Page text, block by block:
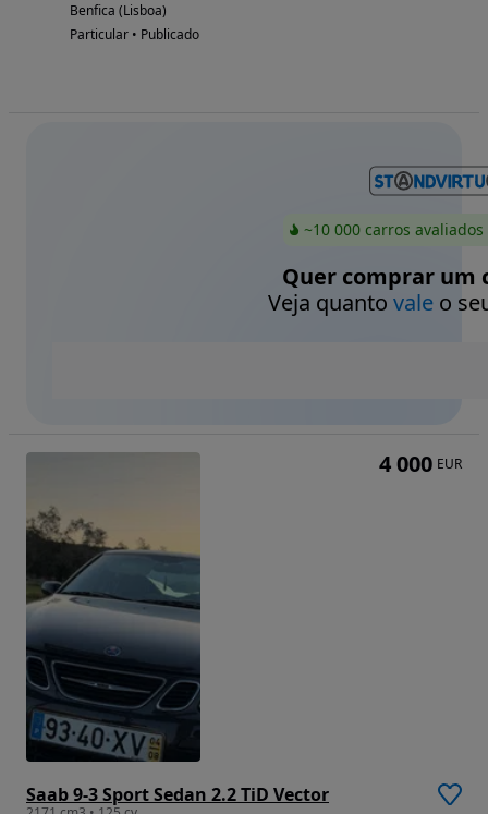
Benfica (Lisboa)
Particular • Publicado
~10 000 carros
Quer comprar um
Veja quanto valeo
Saab 9-3 Sport Sedan 2.2 TiD Vector
4 000 EUR